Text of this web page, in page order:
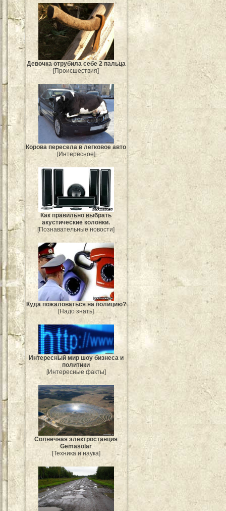
Девочка отрубила себе 2 пальца
[Происшествия]
Корова пересела в легковое авто
[Интересное]
Как правильно выбрать
акустические колонки.
[Познавательные новости]
Куда пожаловаться на полицию?
[Надо знать]
Интересный мир шоу бизнеса и
политики
[Интересные факты]
Солнечная электростанция
Gemasolar
[Техника и наука]